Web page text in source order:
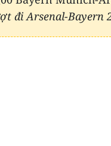
đi Arsenal-Bayern